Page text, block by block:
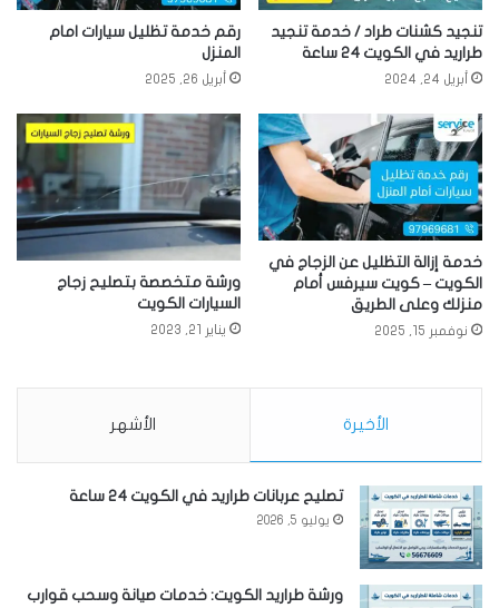
تنجيد كشنات طراد / خدمة تنجيد
طراريد في الكويت 24 ساعة
أبريل 24, 2024
رقم خدمة تظليل سيارات امام
المنزل
أبريل 26, 2025
خدمة إزالة التظليل عن الزجاج في
الكويت – كويت سيرفس أمام
منزلك وعلى الطريق
نوفمبر 15, 2025
ورشة متخصصة بتصليح زجاج
السيارات الكويت
يناير 21, 2023
الأخيرة الأشهر
تصليح عربانات طراريد في الكويت 24 ساعة
يوليو 5, 2026
ورشة طراريد الكويت: خدمات صيانة وسحب قوارب